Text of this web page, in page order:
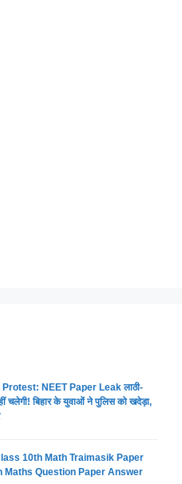
NEET Paper Leak लाठी-
चलेगी! बिहार के युवाओं ने पुलिस को खदेड़ा,
10th Math Traimasik Paper
Maths Question Paper Answer